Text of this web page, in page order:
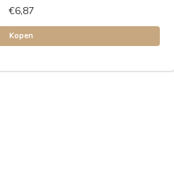
€6,87
Kopen